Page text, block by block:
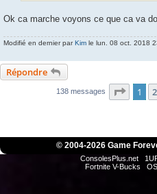
Ok ca marche voyons ce que ca va
Modifié en dernier parKim le lun. 08 oct. 2018
Répondre
138 messages Page 1
1 2
© 2004-2026 Game
ConsolesPlus.net
Fortnite V-Bucks